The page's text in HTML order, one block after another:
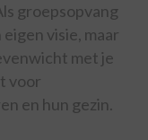
groepsopvang
visie, maar
met je
voor
en hun gezin.